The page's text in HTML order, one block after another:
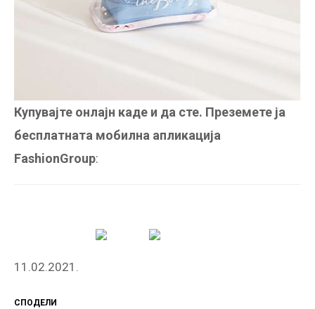
Купувајте онлајн каде и да сте. Преземете ја
бесплатната мобилна апликација
FashionGroup:
11.02.2021.
СПОДЕЛИ